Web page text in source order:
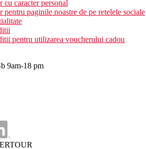
cu caracter personal
pentru paginile noastre de pe retelele sociale
pentru utilizarea voucherului cadou
9am-18 pm